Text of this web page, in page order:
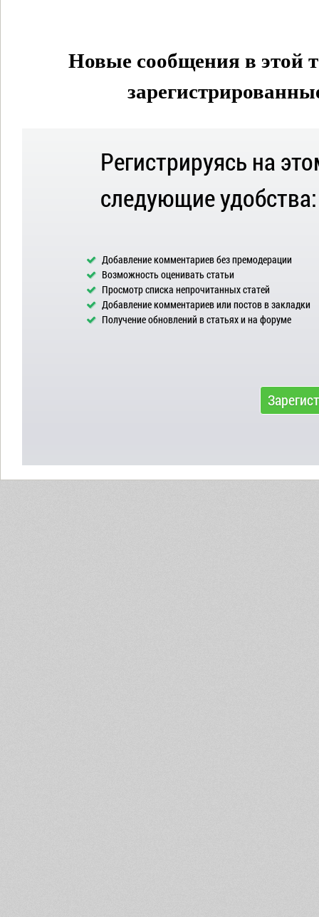
Новые сообщения в этой
Регистрируясь на
следующие удобства:
Добавление комментариев без премодерации
Возможность оценивать статьи
Просмотр списка непрочитанных статей
Добавление комментариев или постов в закладки
Получение обновлений в статьях и на форуме